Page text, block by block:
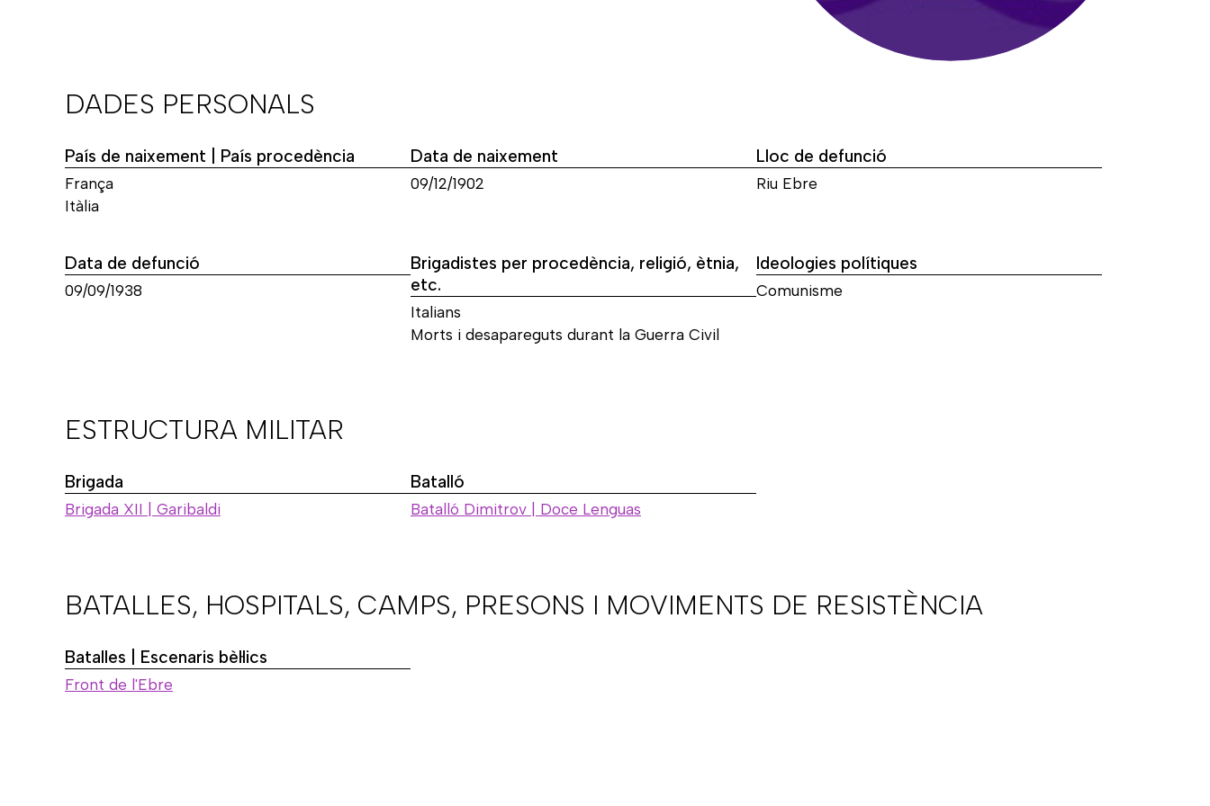
DADES PERSONALS
País de naixement | País procedència
França
Itàlia
Data de naixement
09/12/1902
Lloc de defunció
Riu Ebre
Data de defunció
09/09/1938
Brigadistes per procedència, religió, ètnia,
etc.
Italians
Morts i desapareguts durant la Guerra Civil
Ideologies polítiques
Comunisme
ESTRUCTURA MILITAR
Brigada
Brigada XII | Garibaldi
Batalló
Batalló Dimitrov | Doce Lenguas
BATALLES, HOSPITALS, CAMPS, PRESONS I MOVIMENTS DE RESISTÈNCIA
Batalles | Escenaris bèl·lics
Front de l'Ebre